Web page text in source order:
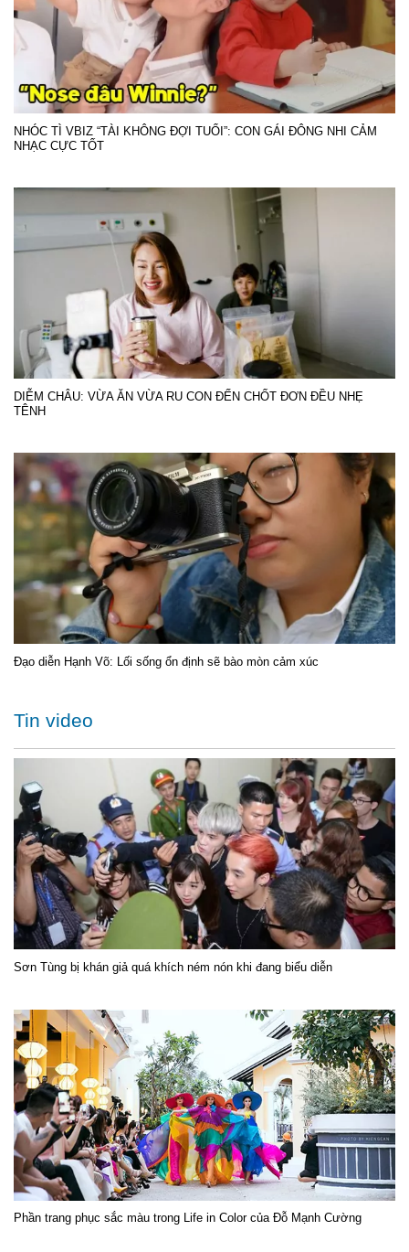
NHÓC TÌ VBIZ “TÀI KHÔNG ĐỢI TUỔI”: CON GÁI ĐÔNG NHI CẢM
NHẠC CỰC TỐT
DIỄM CHÂU: VỪA ĂN VỪA RU CON ĐẾN CHỐT ĐƠN ĐỀU NHẸ
TÊNH
Đạo diễn Hạnh Võ: Lối sống ổn định sẽ bào mòn cảm xúc
Tin video
Sơn Tùng bị khán giả quá khích ném nón khi đang biểu diễn
Phần trang phục sắc màu trong Life in Color của Đỗ Mạnh Cường